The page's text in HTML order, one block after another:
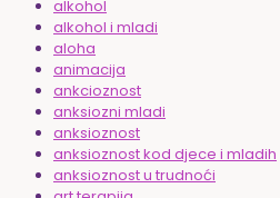
alkohol
alkohol i mladi
aloha
animacija
ankcioznost
anksiozni mladi
anksioznost
anksioznost kod djece i mladih
anksioznost u trudnoći